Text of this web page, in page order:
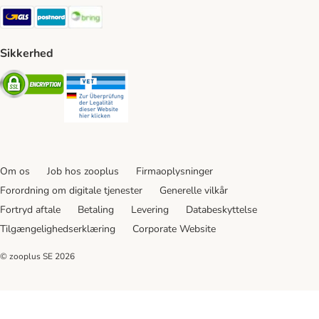
GLS Shipping Method
Postnord Shipping Method
Sikkerhed
Security
Om os Job hos zooplus
Firmaoplysninger
Forordning om digitale tjenester
Generelle vilkår
Fortryd aftale
Betaling Levering
Databeskyttelse
Tilgængelighedserklæring
Corporate Website
© zooplus SE 2026